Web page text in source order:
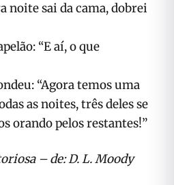
noite sai da cama, dobrei
“E aí, o que
“Agora temos uma
as noites, três deles se
orando pelos restantes!”
– de: D. L. Moody